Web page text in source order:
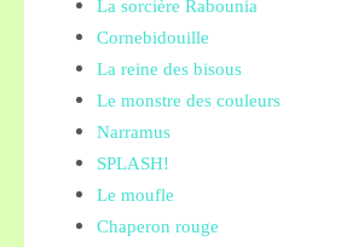
La sorcière Rabounia
Cornebidouille
La reine des bisous
Le monstre des couleurs
Narramus
SPLASH!
Le moufle
Chaperon rouge